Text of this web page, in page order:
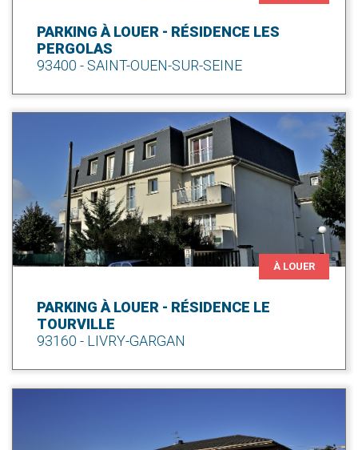
PARKING À LOUER - RÉSIDENCE LES
PERGOLAS
93400 - SAINT-OUEN-SUR-SEINE
À LOUER
PARKING À LOUER - RÉSIDENCE LE
TOURVILLE
93160 - LIVRY-GARGAN